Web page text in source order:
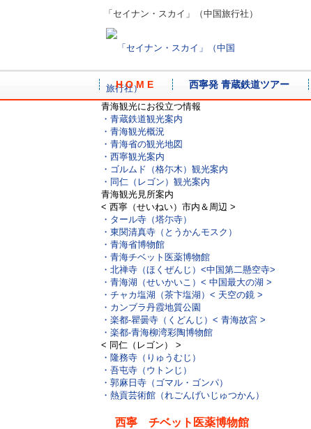
「セイナン・スカイ」（中国旅行社）
H O M E 西寧発 青蔵鉄道ツアー
青海観光にお役立つ情報
・青蔵鉄道観光案内
・青海観光概況
・青海省の観光地図
・西寧観光案内
・ゴルムド（格尓木）観光案内
・同仁（レゴン）観光案内
青海観光見所案内
< 西寧（せいねい）市内＆周辺 >
・タール寺（塔尓寺）
・東関清真寺（とうかんモスク）
・青海省博物館
・青海チベット医薬博物館
・北禅寺（ほくぜんじ） <中国第二懸空寺>
・青海湖（せいかいこ） < 中国最大の湖 >
・チャカ塩湖（茶卞塩湖） < 天空の鏡 >
・カンブラ丹霞地質公園
・楽都‐瞿曇寺（くどんじ） < 青海故宮 >
・楽都‐青海柳湾彩陶博物館
< 同仁（レゴン） >
・隆務寺（りゅうむじ）
・吾屯寺（ウトンじ）
・郭麻日寺（ゴマル・ゴンパ）
・熱貢芸術館（れごんげいじゅつかん）
西寧 チベット医薬博物館